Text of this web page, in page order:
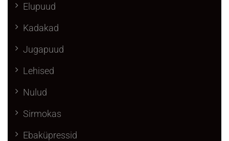
Elupuud
Kadakad
Jugapuud
Lehised
Nulud
Sirmokas
Ebaküpressid